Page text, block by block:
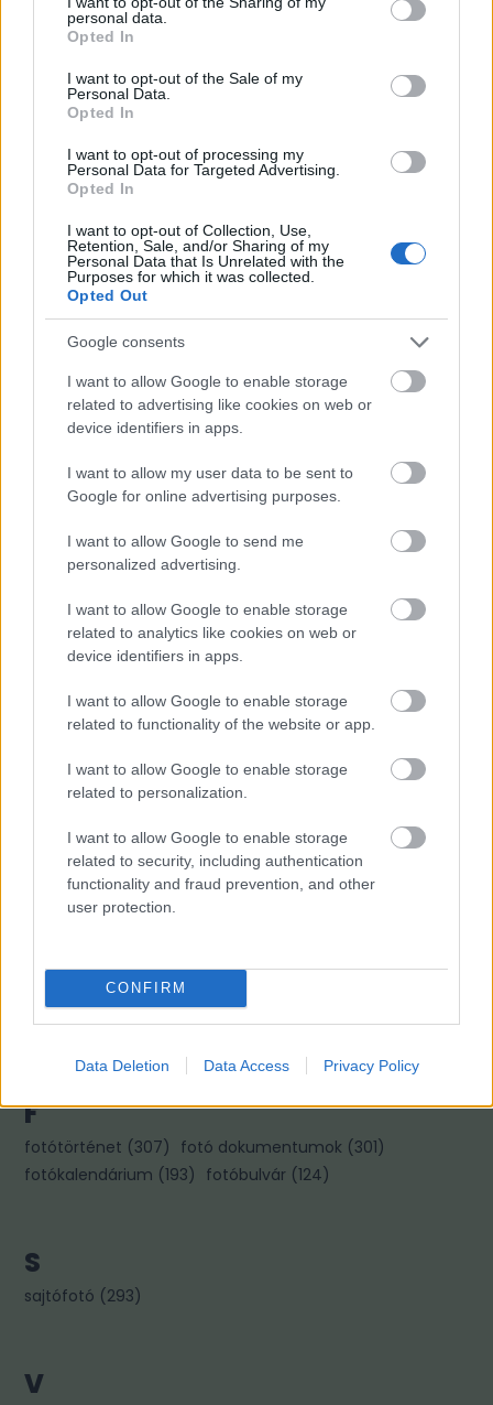
grant or deny consent to Google and its third-party tags to
use your data for below specified purposes in below Google
consent section.
personal data.
Opted In
I want to opt-out of the Sale of my
Personal Data.
Opted In
I want to opt-out of processing my
Personal Data for Targeted Advertising.
Opted In
I want to opt-out of Collection, Use,
Retention, Sale, and/or Sharing of my
Personal Data that Is Unrelated with the
Purposes for which it was collected.
Opted Out
Google consents
I want to allow Google to enable storage
related to advertising like cookies on web or
device identifiers in apps.
I want to allow my user data to be sent to
Google for online advertising purposes.
I want to allow Google to send me
personalized advertising.
I want to allow Google to enable storage
related to analytics like cookies on web or
device identifiers in apps.
I want to allow Google to enable storage
related to functionality of the website or app.
I want to allow Google to enable storage
related to personalization.
I want to allow Google to enable storage
related to security, including authentication
functionality and fraud prevention, and other
user protection.
CONFIRM
Data Deletion Data Access Privacy Policy
PUNKT
Nincs megjeleníthető elem
Fotográfusok és témák
mai manó ház hírek (718) magnum photos 217)
magyar fotográfiai múzeum (80)
a hét fotója (381 ) andré kertész (103 )
322) könyvajánló
kincses károly (96)
F
fotótörténet (307) fotó dokumentumok (301)
fotókalendárium (193) fotóbulvár (124)
S
sajtófotó (293)
V